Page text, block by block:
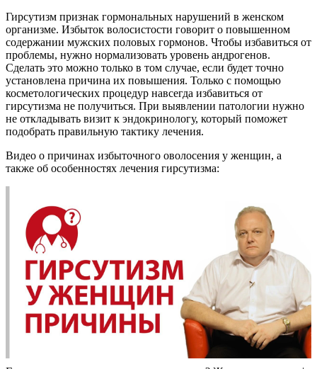
Гирсутизм признак гормональных нарушений в женском
организме. Избыток волосистости говорит о повышенном
содержании мужских половых гормонов. Чтобы избавиться от
проблемы, нужно нормализовать уровень андрогенов.
Сделать это можно только в том случае, если будет точно
установлена причина их повышения. Только с помощью
косметологических процедур навсегда избавиться от
гирсутизма не получиться. При выявлении патологии нужно
не откладывать визит к эндокринологу, который поможет
подобрать правильную тактику лечения.
Видео о причинах избыточного оволосения у женщин, а
также об особенностях лечения гирсутизма: